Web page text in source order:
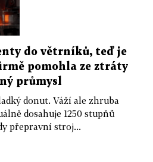
do větrníků, teď je
pomohla ze ztráty
průmysl
donut. Váží ale zhruba
dosahuje 1250 stupňů
přepravní stroj...